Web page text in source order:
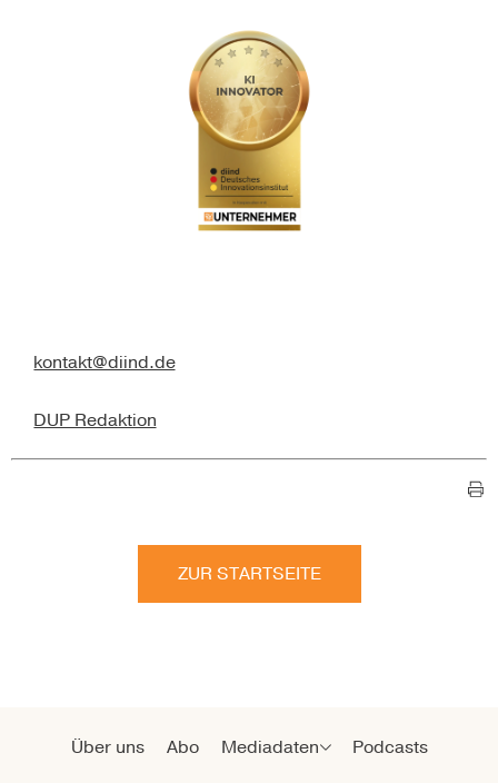
kontakt@diind.de
DUP Redaktion
ZUR STARTSEITE
Über uns Abo Mediadaten
Podcasts